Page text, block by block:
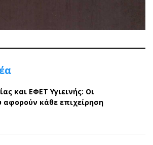
και ΕΦΕΤ Υγιεινής: Οι
κάθε επιχείρηση